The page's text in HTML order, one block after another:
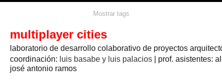
agricultura agricultura circular
arquitectura textil arte artesanía
bicicletas biodiversidad biorrefinería biotecnología bloque lineal
bodega bosque botánica caminos camping campo
cañada
real
canal cañaveral
Mostrar tags
multiplayer cities
laboratorio de desarrollo colaborativo de proyectos
coordinación: luis basabe y luis palacios | prof. asistentes:
josé antonio ramos